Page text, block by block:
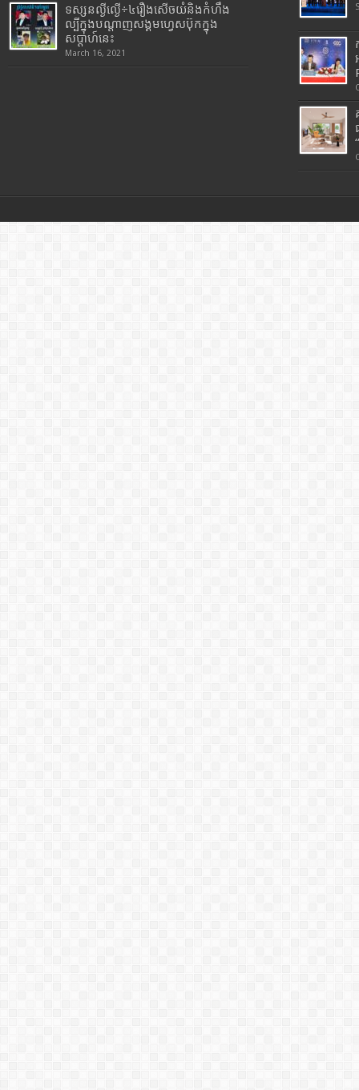
ទស្សនល្ងីល្ងើ÷៤រឿងសើចយំនិងកំហឹង
ល្បីក្នុងបណ្តាញសង្គមហ្វេសប៊ុកក្នុង
សប្តាហ៍នេះ
March 16, 2021